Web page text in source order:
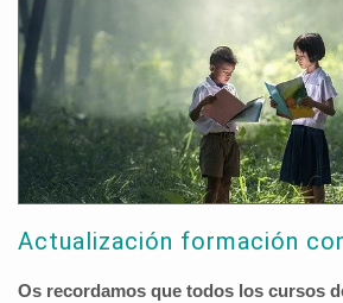
Actualización formación
Os recordamos que todos los cursos